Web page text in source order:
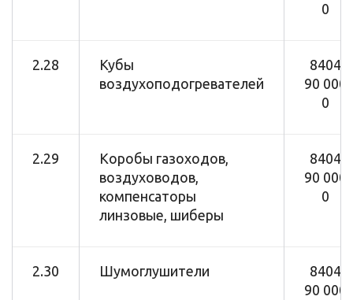
0
2.28
Кубы
воздухоподогревателей
8404
90 000
0
2.29
Коробы газоходов,
воздуховодов,
компенсаторы
линзовые, шиберы
8404
90 000
0
2.30 Шумоглушители
8404
90 000